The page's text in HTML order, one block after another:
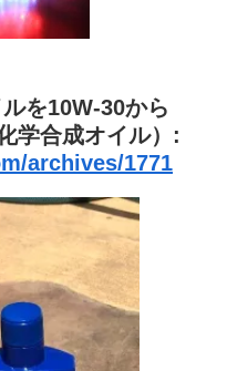
を10W-30から
学合成オイル）:
archives/1771